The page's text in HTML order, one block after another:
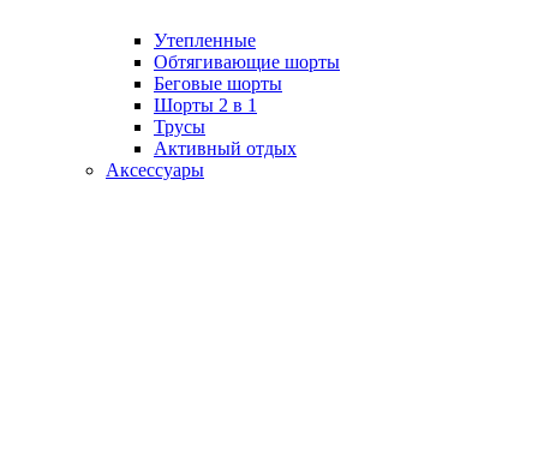
Утепленные
Обтягивающие шорты
Беговые шорты
Шорты 2 в 1
Трусы
Активный отдых
Аксессуары